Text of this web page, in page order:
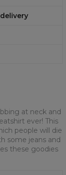
at neck and
ever! This
people will die
some jeans and
these goodies